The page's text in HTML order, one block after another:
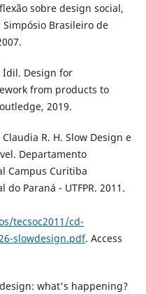
sobre design social,
Brasileiro de
İdil. Design for
from products to
2019.
Claudia R. H. Slow Design e
Departamento
Campus Curitiba
Paraná - UTFPR. 2011.
tecsoc2011/cd-
slowdesign.pdf. Access
what's happening?